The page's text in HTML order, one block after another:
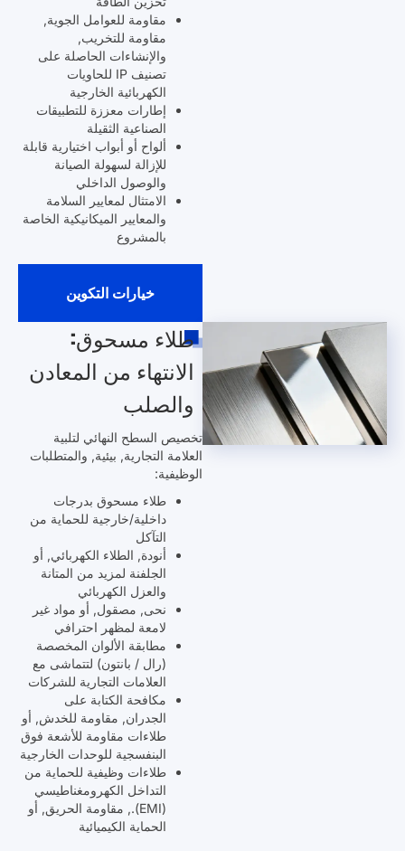
مقاومة للعوامل الجوية,
مقاومة للتخريب,
والإنشاءات الحاصلة على
تصنيف IP للحاويات
الكهربائية الخارجية
إطارات معززة للتطبيقات
الصناعية الثقيلة
ألواح أو أبواب اختيارية قابلة
للإزالة لسهولة الصيانة
والوصول الداخلي
الامتثال لمعايير السلامة
والمعايير الميكانيكية الخاصة
بالمشروع
خيارات التكوين
طلاء مسحوق:
الانتهاء من المعادن
والصلب
تخصيص السطح النهائي لتلبية
العلامة التجارية, بيئية, والمتطلبات
الوظيفية:
طلاء مسحوق بدرجات
داخلية/خارجية للحماية من
التآكل
أنودة, الطلاء الكهربائي, أو
الجلفنة لمزيد من المتانة
والعزل الكهربائي
نحى, مصقول, أو مواد غير
لامعة لمظهر احترافي
مطابقة الألوان المخصصة
(رال / بانتون) لتتماشى مع
العلامات التجارية للشركات
مكافحة الكتابة على
الجدران, مقاومة للخدش, أو
طلاءات مقاومة للأشعة فوق
البنفسجية للوحدات الخارجية
طلاءات وظيفية للحماية من
التداخل الكهرومغناطيسي
(EMI)., مقاومة الحريق, أو
الحماية الكيميائية